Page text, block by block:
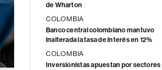
de Wharton
COLOMBIA
Banco central colombiano mantuvo
inalterada la tasa de interés en 12%
COLOMBIA
Inversionistas apuestan por sectores